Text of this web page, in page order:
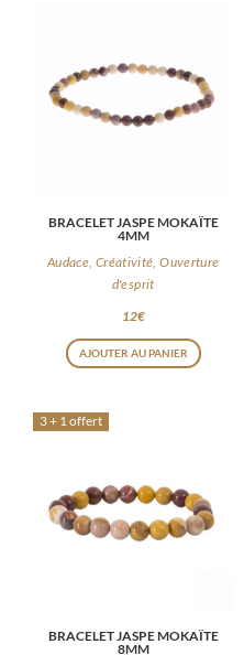
BRACELET JASPE MOKAÏTE
4MM
Audace, Créativité, Ouverture
d'esprit
12€
AJOUTER AU PANIER
3 + 1 offert
BRACELET JASPE MOKAÏTE
8MM